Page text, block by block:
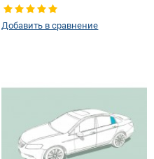
Добавить в сравнение